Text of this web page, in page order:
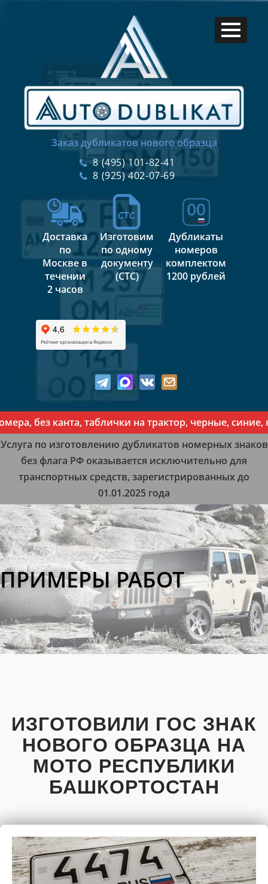
Заказ дубликатов нового образца
8 (495) 101-82-41
8 (925) 402-07-69
Доставка
по
Москве в
течении
2 часов
Изготовим
по одному
документу
(СТС)
Дубликаты
номеров
комплектом
1200 рублей
без канта, таблички на трактор, черные, синие,
Услуга по изготовлению дубликатов номерных знаков
без флага РФ оказывается исключительно для
транспортных средств, зарегистрированных до
01.01.2025 года
ПРИМЕРЫ РАБОТ
ИЗГОТОВИЛИ ГОС ЗНАК
НОВОГО ОБРАЗЦА НА
МОТО РЕСПУБЛИКИ
БАШКОРТОСТАН